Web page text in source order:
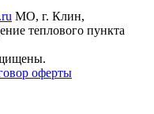
МО, г. Клин,
теплового пункта
оферты